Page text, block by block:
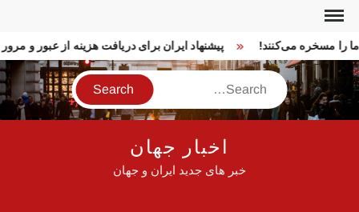
Skip
content
پیشنهاد ایران برای دریافت هزینه از عبور و را مسخره می‌کنند!
Search
اخبار جهان
خبر های جدید ایران و جهان